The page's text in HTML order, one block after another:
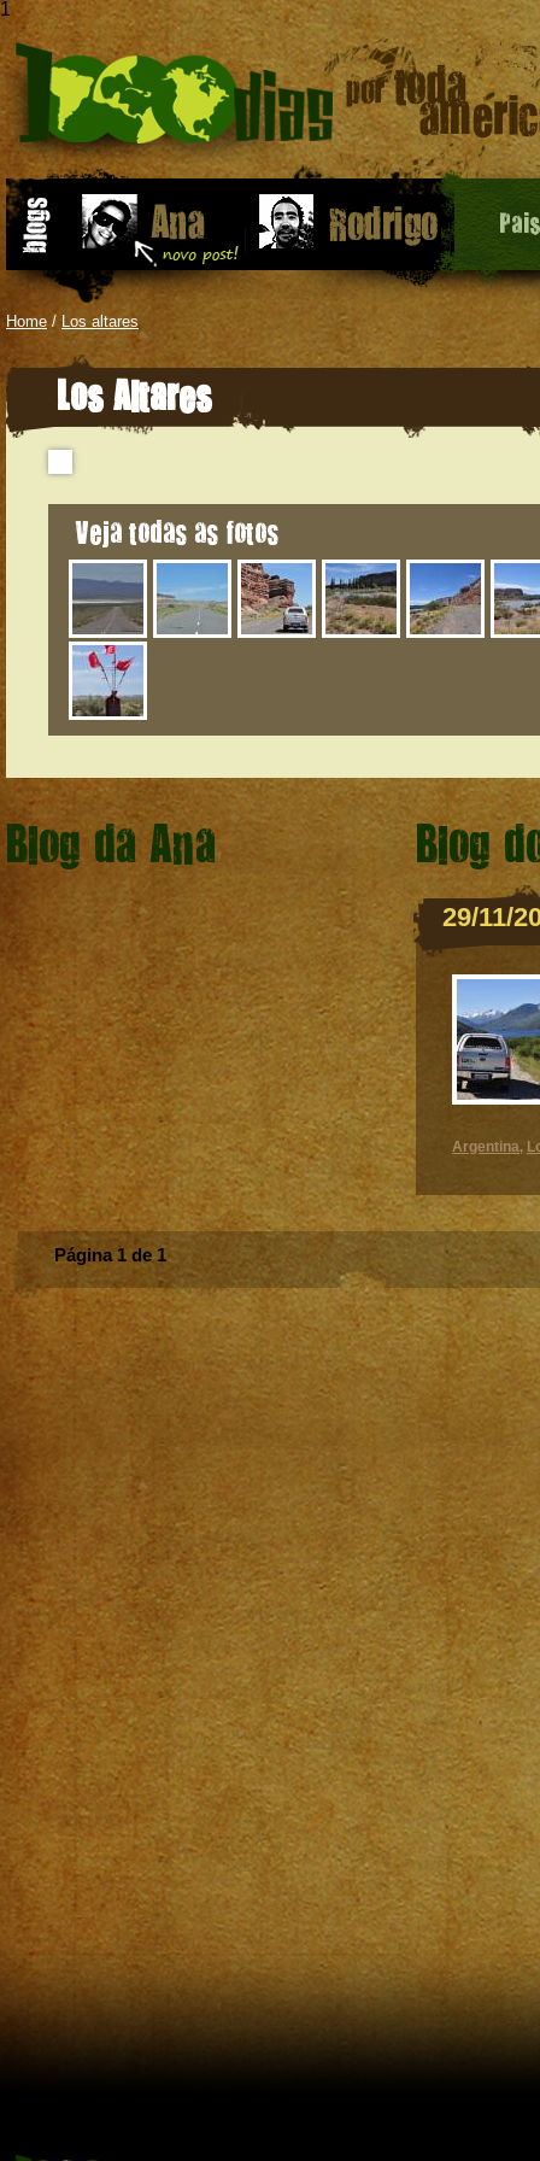
1
Home / Los altares
Los Altares
Veja todas as fotos
Blog da Ana Blog
29/11/
Argentina,
Página 1 de 1